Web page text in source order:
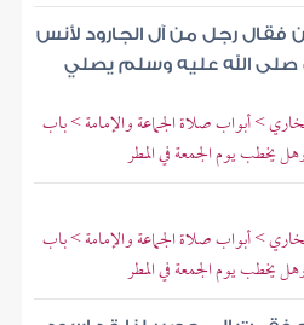
رجل من آل الجارود لأنس
صلى الله عليه وسلم يصلي
> أبواب صلاة الجماعة والإمامة > باب
يخطب يوم الجمعة في المطر
> أبواب صلاة الجماعة والإمامة > باب
يخطب يوم الجمعة في المطر